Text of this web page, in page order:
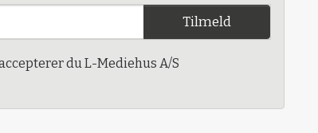
Tilmeld
du L-Mediehus A/S